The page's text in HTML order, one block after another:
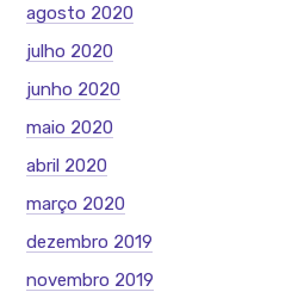
agosto 2020
julho 2020
junho 2020
maio 2020
abril 2020
março 2020
dezembro 2019
novembro 2019